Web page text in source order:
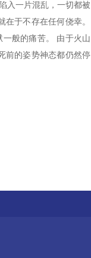
入一片混乱，一切都被
于不存在任何侥幸。
般的痛苦。 由于火山
前的姿势神态都仍然停